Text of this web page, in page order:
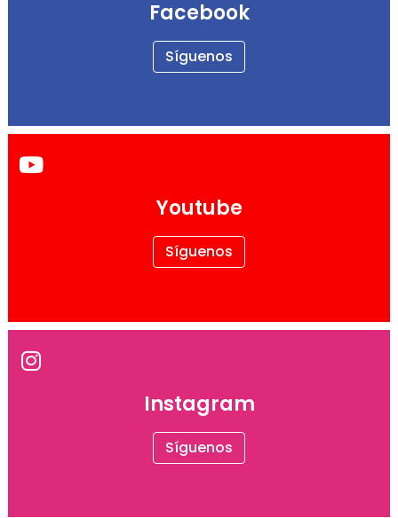
Facebook
Síguenos
Youtube
Síguenos
Instagram
Síguenos